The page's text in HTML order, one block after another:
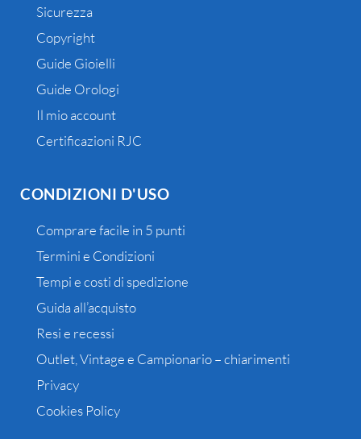
Sicurezza
Copyright
Guide Gioielli
Guide Orologi
Il mio account
Certificazioni RJC
CONDIZIONI D'USO
Comprare facile in 5 punti
Termini e Condizioni
Tempi e costi di spedizione
Guida all’acquisto
Resi e recessi
Outlet, Vintage e Campionario – chiarimenti
Privacy
Cookies Policy